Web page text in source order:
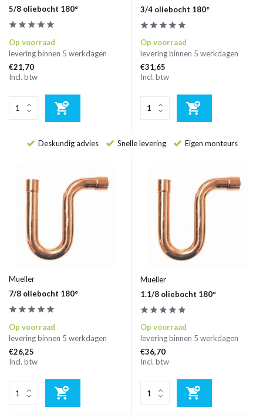
5/8 oliebocht 180°
Op voorraad
levering binnen 5 werkdagen
€21,70
Incl. btw
3/4 oliebocht 180°
Op voorraad
levering binnen 5 werkdagen
€31,65
Incl. btw
Deskundig advies Snelle levering Eigen monteurs
Mueller
7/8 oliebocht 180°
Op voorraad
levering binnen 5 werkdagen
€26,25
Incl. btw
Mueller
1.1/8 oliebocht 180°
Op voorraad
levering binnen 5 werkdagen
€36,70
Incl. btw